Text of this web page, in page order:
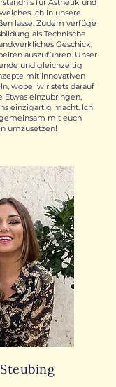
für Ästhetik und
ich in unsere
lasse. Zudem verfüge
als Technische
Geschick,
auszuführen. Unser
und gleichzeitig
mit innovativen
wobei wir stets darauf
Etwas einzubringen,
einzigartig macht. Ich
mit euch
umzusetzen!